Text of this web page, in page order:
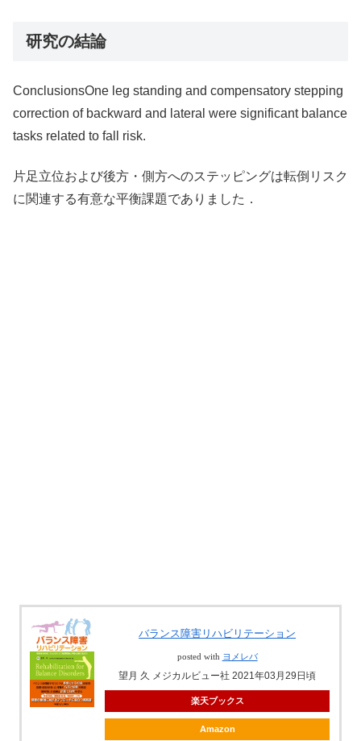
研究の結論
ConclusionsOne leg standing and compensatory stepping
correction of backward and lateral were significant balance
tasks related to fall risk.
片足立位および後方・側方へのステッピングは転倒リスク
に関連する有意な平衡課題でありました．
バランス障害リハビリテーション
posted with ヨメレバ
望月 久 メジカルビュー社 2021年03月29日頃
楽天ブックス
Amazon